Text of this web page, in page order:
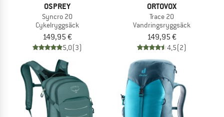
OSPREY
Syncro 20
Cykelryggsäck
149,95 €
5,0(3)
ORTOVOX
Trace 20
Vandringsryggsäck
149,95 €
4,5(2)